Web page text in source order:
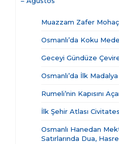
Muazzam Zafer
Osmanlı’da Koku
Geceyi Gündüze
Osmanlı’da İlk
Rumeli’nin Kapısını
İlk Şehir Atlası
Osmanlı Hanedan
Satırlarında Dua,